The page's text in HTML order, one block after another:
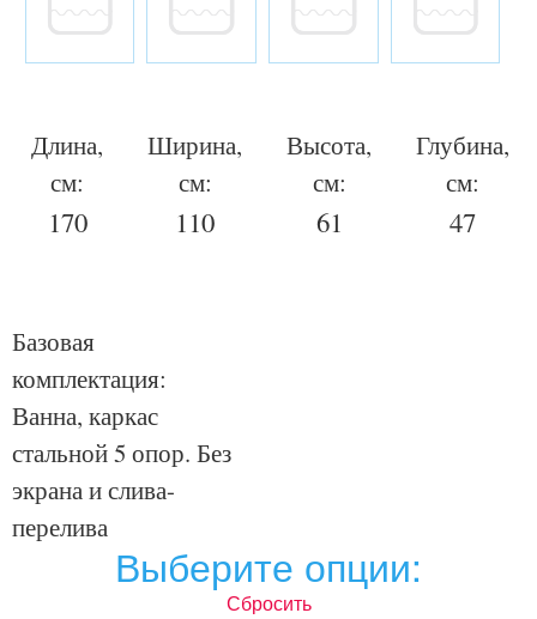
Длина,
см:
170
Ширина,
см:
110
Высота,
см:
61
Глубина,
см:
47
Базовая
комплектация:
Ванна, каркас
стальной 5 опор. Без
экрана и слива-
перелива
Выберите опции:
Сбросить